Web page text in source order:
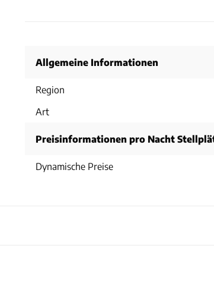
Allgemeine Informationen
Region
Art
Preisinformationen pro Nacht
Dynamische Preise